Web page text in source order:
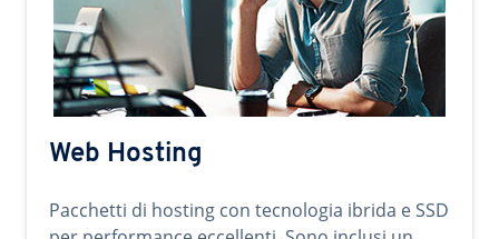
Web Hosting
Pacchetti di hosting con tecnologia ibrida e SSD